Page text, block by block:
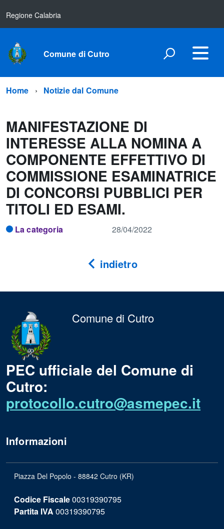
Regione Calabria
Comune di Cutro
Home Notizie dal Comune
MANIFESTAZIONE DI
INTERESSE ALLA NOMINA A
COMPONENTE EFFETTIVO DI
COMMISSIONE ESAMINATRICE
DI CONCORSI PUBBLICI PER
TITOLI ED ESAMI.
La categoria 28/04/2022
indietro
Comune di Cutro
PEC ufficiale del Comune di
Cutro:
protocollo.cutro@asmepec.it
Informazioni
Piazza Del Popolo - 88842 Cutro (KR)
Codice Fiscale00319390795
Partita IVA 00319390795